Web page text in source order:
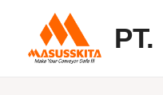
content